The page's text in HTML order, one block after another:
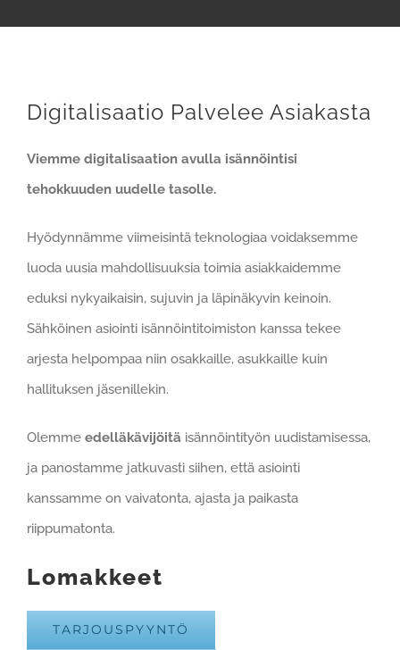
Digitalisaatio Palvelee Asiakasta
Viemme digitalisaation avulla isännöintisi
tehokkuuden uudelle tasolle.
Hyödynnämme viimeisintä teknologiaa voidaksemme
luoda uusia mahdollisuuksia toimia asiakkaidemme
eduksi nykyaikaisin, sujuvin ja läpinäkyvin keinoin.
Sähköinen asiointi isännöintitoimiston kanssa tekee
arjesta helpompaa niin osakkaille, asukkaille kuin
hallituksen jäsenillekin.
Olemme edelläkävijöitä isännöintityön uudistamisessa,
ja panostamme jatkuvasti siihen, että asiointi
kanssamme on vaivatonta, ajasta ja paikasta
riippumatonta.
Lomakkeet
TARJOUSPYYNTÖ